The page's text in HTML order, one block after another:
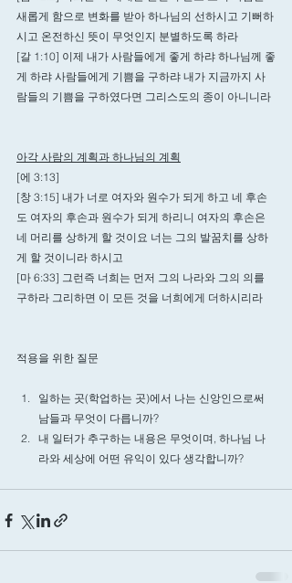
새롭게 함으로 변화를 받아 하나님의 선하시고 기뻐하
시고 온전하신 뜻이 무엇인지 분별하도록 하라
[갈 1:10] 이제 내가 사람들에게 좋게 하랴 하나님께 좋
게 하랴 사람들에게 기쁨을 구하랴 내가 지금까지 사
람들의 기쁨을 구하였다면 그리스도의 종이 아니니라
아각 사람의 계획과 하나님의 계획
[에 3:13]
[창 3:15] 내가 너로 여자와 원수가 되게 하고 네 후손
도 여자의 후손과 원수가 되게 하리니 여자의 후손은
네 머리를 상하게 할 것이요 너는 그의 발꿈치를 상하
게 할 것이니라 하시고
[마 6:33] 그런즉 너희는 먼저 그의 나라와 그의 의를
구하라 그리하면 이 모든 것을 너희에게 더하시리라
적용을 위한 질문
일하는 곳(학업하는 곳)에서 나는 신앙인으로써
남들과 무엇이 다릅니까?
내 일터가 추구하는 내용은 무엇이며, 하나님 나
라와 세상에 어떤 유익이 있다 생각합니까?